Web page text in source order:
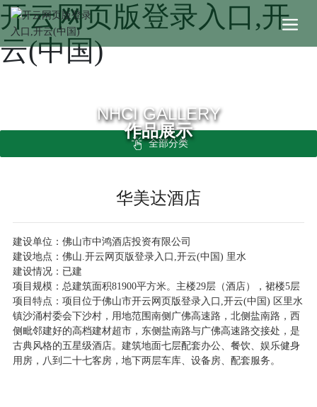
开云网页版登录入口,开
云(中国)
NHCI GALLERY
作品展示
全部分类
华美达酒店
建设单位：佛山市中鸿酒店投资有限公司
建设地点：佛山.开云网页版登录入口,开云(中国) 里水
建设情况：已建
项目规模：总建筑面积81900平方米。主楼29层（酒店），裙楼5层
项目特点：项目位于佛山市开云网页版登录入口,开云(中国) 区里水
镇沙涌村委会下沙村，用地范围南侧广佛高速路，北侧盐南路，西
侧毗邻建好的高档建材超市，东侧盐南路与广佛高速路交接处，是
古典风格的五星级酒店。建筑地面七层配套办公、餐饮、娱乐健身
用房，八到二十七客房，地下两层车库、设备房、配套服务。